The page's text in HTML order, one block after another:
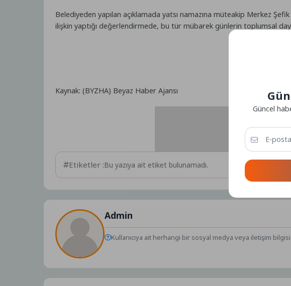
Belediyeden yapılan açıklamada yatsı namazına müteakip Merkez
ilişkin yaptığı değerlendirmede, bu tür mübarek günlerin toplumsal
Kaynak: (BYZHA) Beyaz Haber Ajansı
Etiketler :Bu yazıya ait etiket bulunamadı.
Admin
Kullanıcıya ait herhangi bir sosyal medya veya iletişim
Güncel